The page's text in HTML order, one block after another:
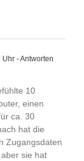
Uhr - Antworten
10
einen
ca. 30
hat die
Zugangsdaten
sie hat